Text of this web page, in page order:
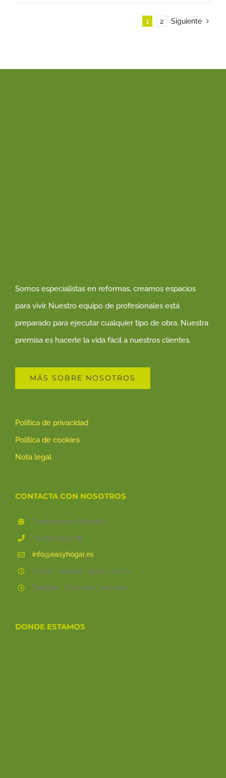
1 2 Siguiente
Somos especialistas en reformas, creamos espacios
para vivir. Nuestro equipo de profesionales está
preparado para ejecutar cualquier tipo de obra. Nuestra
premisa es hacerle la vida fácil a nuestros clientes.
MÁS SOBRE NOSOTROS
Política de privacidad
Política de cookies
Nota legal
CONTACTA CON NOSOTROS
Torrelodones (Madrid)
+34 652 954 791
info@easyhogar.es
Lunes - viernes: 09:00 - 20:00
Sábado - Domingo: cerrados
DONDE ESTAMOS